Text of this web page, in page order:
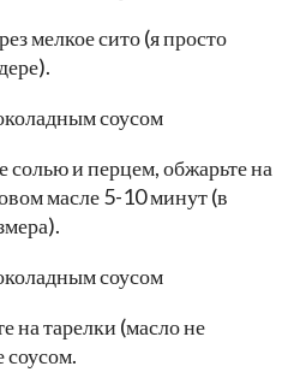
мелкое сито (я просто
солью и перцем, обжарьте на
масле 5-10 минут (в
на тарелки (масло не
соусом.